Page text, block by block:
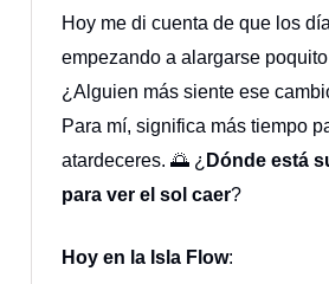
Hoy me di cuenta de que los
empezando a alargarse
¿Alguien más siente ese
Para mí, significa más tiempo
atardeceres. 🌅 ¿ Dónde está
para ver el sol caer?
Hoy en la Isla Flow: